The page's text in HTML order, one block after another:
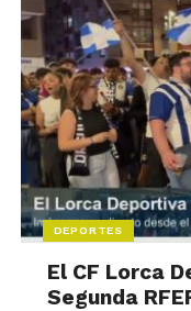
DEPORTES
El CF Lorca
Segunda